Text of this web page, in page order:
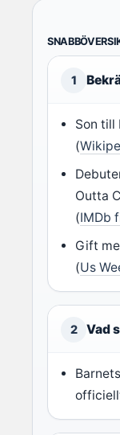
1
Son till
(
Outta
(IMDb
Gift
(Us
2 Vad